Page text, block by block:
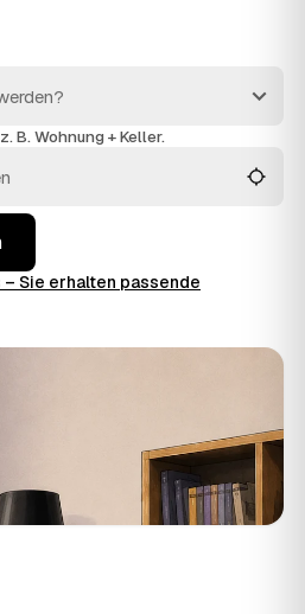
Sie Ihr Vorhaben ein
aus Freistaat Sachsen. Sie
und sehen sofort,
B. Wohnung + Keller.
– Sie erhalten passende